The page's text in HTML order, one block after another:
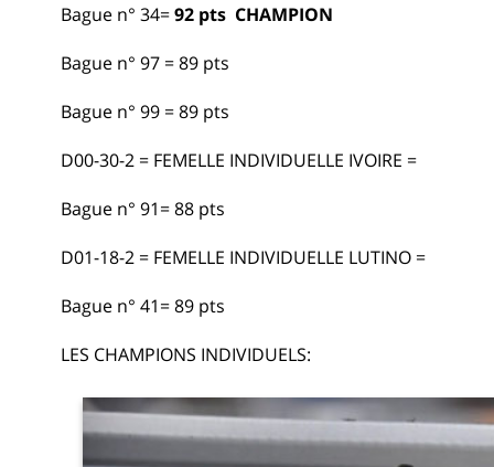
Bague n° 34=92 pts CHAMPION
Bague n° 97 = 89 pts
Bague n° 99 = 89 pts
D00-30-2 = FEMELLE INDIVIDUELLE IVOIRE =
Bague n° 91= 88 pts
D01-18-2 = FEMELLE INDIVIDUELLE LUTINO =
Bague n° 41= 89 pts
LES CHAMPIONS INDIVIDUELS: